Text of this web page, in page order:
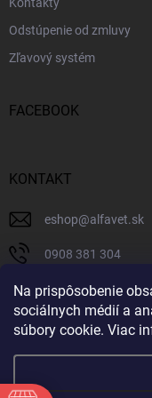
Na prispôsobenie
sociálnych médií a
súbory cookie. Viac
Odstúpenie od zmluvy
Zľavový systém
FACEBOOK
KONTAKT
eshop@alfavet.sk
0908 381 304
0908 381 304
Facebook